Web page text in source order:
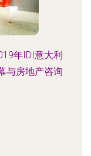
年IDI意大利
与房地产咨询